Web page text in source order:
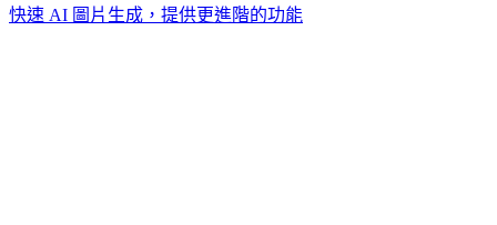
快速 AI 圖片生成，提供更進階的功能